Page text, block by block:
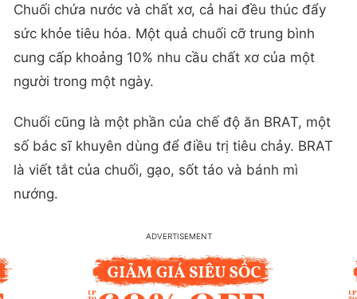
Chuối chứa nước và chất xơ, cả hai đều thúc đẩy
sức khỏe tiêu hóa. Một quả chuối cỡ trung bình
cung cấp khoảng 10% nhu cầu chất xơ của một
người trong một ngày.
Chuối cũng là một phần của chế độ ăn BRAT, một
số bác sĩ khuyên dùng để điều trị tiêu chảy. BRAT
là viết tắt của chuối, gạo, sốt táo và bánh mì
nướng.